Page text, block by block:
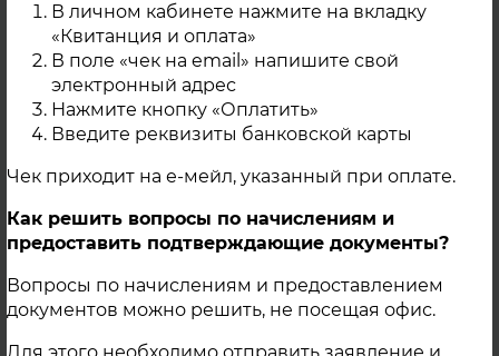
В личном кабинете нажмите на вкладку
«Квитанция и оплата»
В поле «чек на email» напишите свой
электронный адрес
Нажмите кнопку «Оплатить»
Введите реквизиты банковской карты
Чек приходит на е-мейл, указанный при оплате.
Как решить вопросы по начислениям и
предоставить подтверждающие документы?
Вопросы по начислениям и предоставлением
документов можно решить, не посещая офис.
МВт «ООО Перспектива», расположенной
по адресу в г. Троицк, ул. Заводская, зд. 5 к
работе в отопительном периоде 2025-
2026гг., с 18.08.2025г. по 25.08.2025г. будет
проводиться промывка трубопроводов
тепловой сети центральной части г.
Троицка, в связи с чем, будет прекращена
потребителей.
04 Августа 2025
г. Троицк